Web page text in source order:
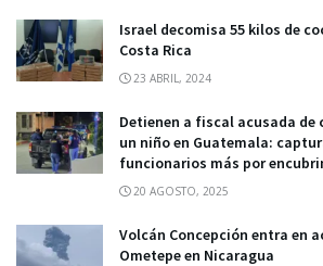
Israel decomisa 55 kilos de
Costa Rica
23 ABRIL, 2024
Detienen a fiscal acusada de
un niño en Guatemala:
funcionarios más por
20 AGOSTO, 2025
Volcán Concepción entra en
Ometepe en Nicaragua